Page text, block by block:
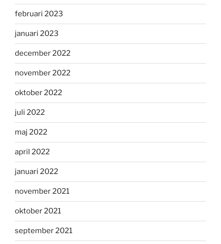
februari 2023
januari 2023
december 2022
november 2022
oktober 2022
juli 2022
maj 2022
april 2022
januari 2022
november 2021
oktober 2021
september 2021